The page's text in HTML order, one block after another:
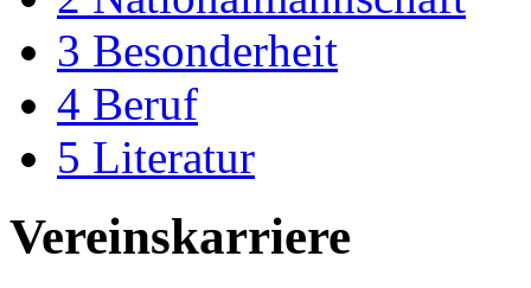
3 Besonderheit
4 Beruf
5 Literatur
Vereinskarriere